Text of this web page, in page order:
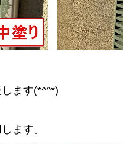
ます(*^^*)
ます。